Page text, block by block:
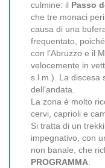
culmine: il Passo
che tre monaci
causa di una
frequentato,
con l’Abruzzo e il
velocemente in
s.l.m.). La discesa
dell’andata.
La zona è molto
cervi, caprioli e
Si tratta di un
impegnativo, con
non banale, che
PROGRAMMA: